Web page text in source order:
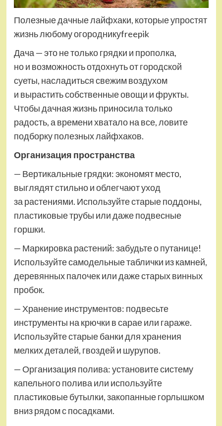
Полезные дачные лайфхаки, которые упростят
жизнь любому огородникуfreepik
Дача — это не только грядки и прополка,
но и возможность отдохнуть от городской
суеты, насладиться свежим воздухом
и вырастить собственные овощи и фрукты.
Чтобы дачная жизнь приносила только
радость, а времени хватало на все, ловите
подборку полезных лайфхаков.
Организация пространства
— Вертикальные грядки: экономят место,
выглядят стильно и облегчают уход
за растениями. Используйте старые поддоны,
пластиковые трубы или даже подвесные
горшки.
— Маркировка растений: забудьте о путанице!
Используйте самодельные таблички из камней,
деревянных палочек или даже старых винных
пробок.
— Хранение инструментов: подвесьте
инструменты на крючки в сарае или гараже.
Используйте старые банки для хранения
мелких деталей, гвоздей и шурупов.
— Организация полива: установите систему
капельного полива или используйте
пластиковые бутылки, закопанные горлышком
вниз рядом с посадками.